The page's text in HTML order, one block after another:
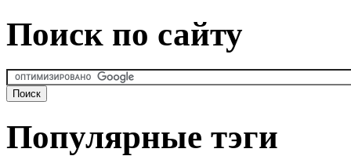
Поиск по сайту
Популярные тэги